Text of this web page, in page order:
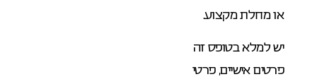
או מחלת מקצוע.
יש למלא בטופס זה
פרטים אישיים, פרטי